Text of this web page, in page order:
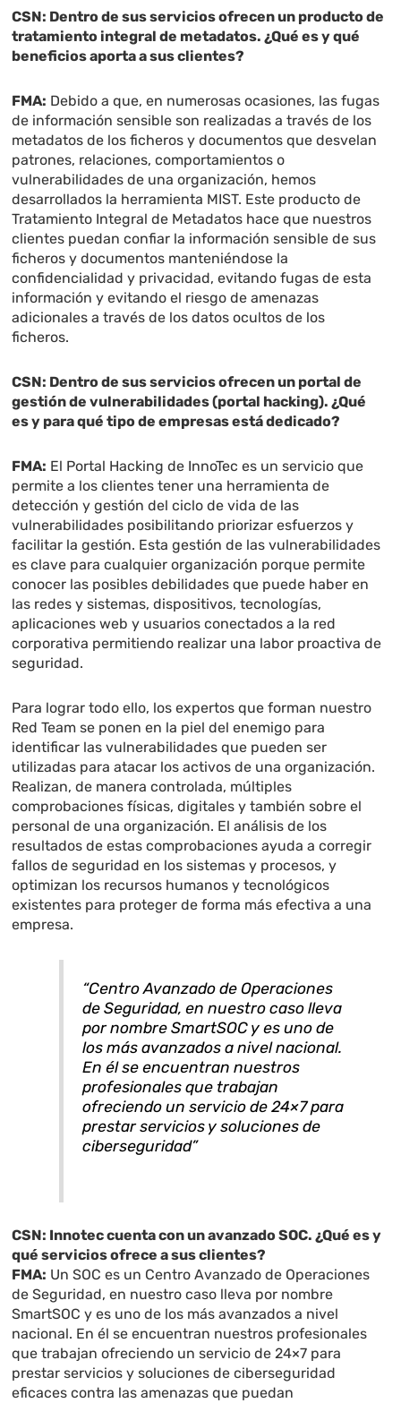
CSN: Dentro de sus servicios ofrecen un producto de
tratamiento integral de metadatos. ¿Qué es y qué
beneficios aporta a sus clientes?
FMA: Debido a que, en numerosas ocasiones, las fugas
de información sensible son realizadas a través de los
metadatos de los ficheros y documentos que desvelan
patrones, relaciones, comportamientos o
vulnerabilidades de una organización, hemos
desarrollados la herramienta MIST. Este producto de
Tratamiento Integral de Metadatos hace que nuestros
clientes puedan confiar la información sensible de sus
ficheros y documentos manteniéndose la
confidencialidad y privacidad, evitando fugas de esta
información y evitando el riesgo de amenazas
adicionales a través de los datos ocultos de los
ficheros.
CSN: Dentro de sus servicios ofrecen un portal de
gestión de vulnerabilidades (portal hacking). ¿Qué
es y para qué tipo de empresas está dedicado?
FMA: El Portal Hacking de InnoTec es un servicio que
permite a los clientes tener una herramienta de
detección y gestión del ciclo de vida de las
vulnerabilidades posibilitando priorizar esfuerzos y
facilitar la gestión. Esta gestión de las vulnerabilidades
es clave para cualquier organización porque permite
conocer las posibles debilidades que puede haber en
las redes y sistemas, dispositivos, tecnologías,
aplicaciones web y usuarios conectados a la red
corporativa permitiendo realizar una labor proactiva de
seguridad.
Para lograr todo ello, los expertos que forman nuestro
Red Team se ponen en la piel del enemigo para
identificar las vulnerabilidades que pueden ser
utilizadas para atacar los activos de una organización.
Realizan, de manera controlada, múltiples
comprobaciones físicas, digitales y también sobre el
personal de una organización. El análisis de los
resultados de estas comprobaciones ayuda a corregir
fallos de seguridad en los sistemas y procesos, y
optimizan los recursos humanos y tecnológicos
existentes para proteger de forma más efectiva a una
empresa.
“Centro Avanzado de Operaciones
de Seguridad, en nuestro caso lleva
por nombre SmartSOC y es uno de
los más avanzados a nivel nacional.
En él se encuentran nuestros
profesionales que trabajan
ofreciendo un servicio de 24×7 para
prestar servicios y soluciones de
ciberseguridad”
CSN: Innotec cuenta con un avanzado SOC. ¿Qué es y
qué servicios ofrece a sus clientes?
FMA: Un SOC es un Centro Avanzado de Operaciones
de Seguridad, en nuestro caso lleva por nombre
SmartSOC y es uno de los más avanzados a nivel
nacional. En él se encuentran nuestros profesionales
que trabajan ofreciendo un servicio de 24×7 para
prestar servicios y soluciones de ciberseguridad
eficaces contra las amenazas que puedan